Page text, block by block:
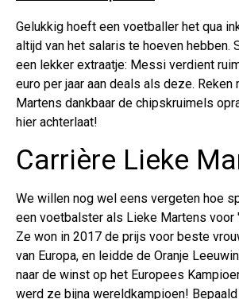
Gelukkig hoeft een voetballer het qua
altijd van het salaris te hoeven hebben.
een lekker extraatje: Messi verdient
euro per jaar aan deals als deze. Reken
Martens dankbaar de chipskruimels
hier achterlaat!
Carrière Lieke
We willen nog wel eens vergeten hoe
een voetbalster als Lieke Martens voor
Ze won in 2017 de prijs voor beste
van Europa, en leidde de Oranje
naar de winst op het Europees
werd ze bijna wereldkampioen!